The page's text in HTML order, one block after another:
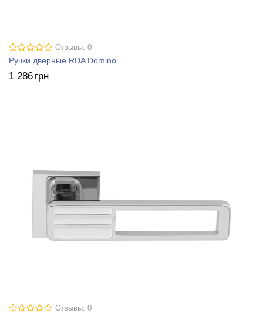
Отзывы: 0
Ручки дверные RDA Domino
1 286 грн
Отзывы: 0